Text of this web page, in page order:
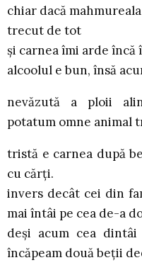
chiar dacă
trecut de tot
şi carnea îmi arde încă
alcoolul e bun, însă
nevăzută a ploii
potatum omne animal
tristă e carnea după
cu cărţi.
invers decât cei din
mai întâi pe cea de-a
deşi acum cea
încăpeam două beţii